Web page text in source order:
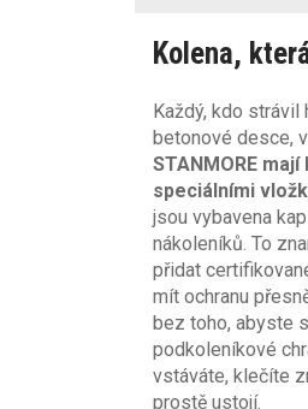
Kolena,
Každý, kdo strávil
betonové desce,
STANMORE
speciálními
jsou vybavena
nákoleníků. To
přidat
mít ochranu
bez toho, abyste
podkoleníkové
vstáváte, klečíte
prostě ustojí.